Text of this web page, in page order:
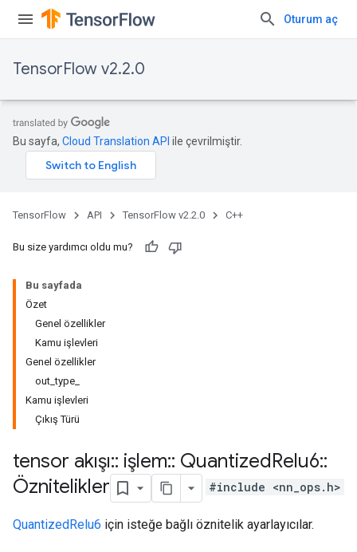
Oturum aç
TensorFlow v2.2.0
Bu sayfa, Cloud Translation API ile çevrilmiştir.
TensorFlow API TensorFlow v2.2.0 C++
Bu size yardımcı oldu mu?
Bu sayfada
Özet
Genel özellikler
Kamu işlevleri
Genel özellikler
out_type_
Kamu işlevleri
Çıkış Türü
tensor akışı:: işlem:: QuantizedRelu6::
Öznitelikler
#include <nn_ops.h>
QuantizedRelu6 için isteğe bağlı öznitelik ayarlayıcılar.